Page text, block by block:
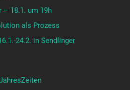
– 18.1. um 19h
als Prozess
24.2. in Sendlinger